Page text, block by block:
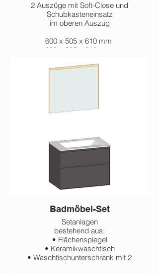
2 Auszüge mit Soft-Close und
Schubkasteneinsatz
im oberen Auszug
600 x 505 x 610 mm
800 x 505 x 610 mm
1.200 x 505 x 610 mm
Badmöbel-Set
Setanlagen
bestehend aus:
• Flächenspiegel
• Keramikwaschtisch
• Waschtischunterschrank mit 2
Auszügen